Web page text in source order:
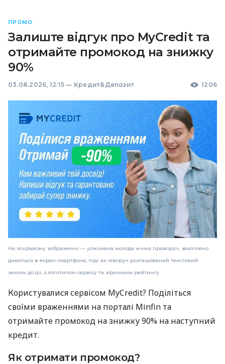
ПРОМО
Залиште відгук про MyCredit та
отримайте промокод на знижку
90%
03.08.2026, 12:15 — Кредит&Депозит 1206
На яскравому зображенні — усміхнена молода жінка праворуч, захоплено
дивиться в екран смартфона, тоді як ліворуч розташований текстовий
заклик до дії, з логотипом сервісу та зірочками рейтингу.
Користувалися сервісом MyCredit? Поділіться
своїми враженнями на порталі Minfin та
отримайте промокод на знижку 90% на наступний
кредит.
Як отримати промокод?